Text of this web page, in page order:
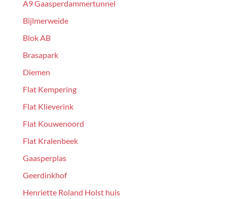
A9 Gaasperdammertunnel
Bijlmerweide
Blok AB
Brasapark
Diemen
Flat Kempering
Flat Klieverink
Flat Kouwenoord
Flat Kralenbeek
Gaasperplas
Geerdinkhof
Henriette Roland Holst huis